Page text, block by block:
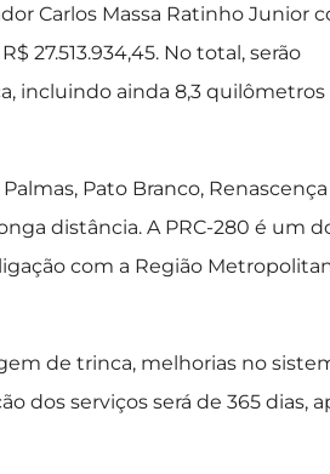
Carlos Massa Ratinho Junior
27.513.934,45. No total, serão
incluindo ainda 8,3 quilômetros
Pato Branco, Renascença
distância. A PRC-280 é um
com a Região
de trinca, melhorias no
dos serviços será de 365 dias,